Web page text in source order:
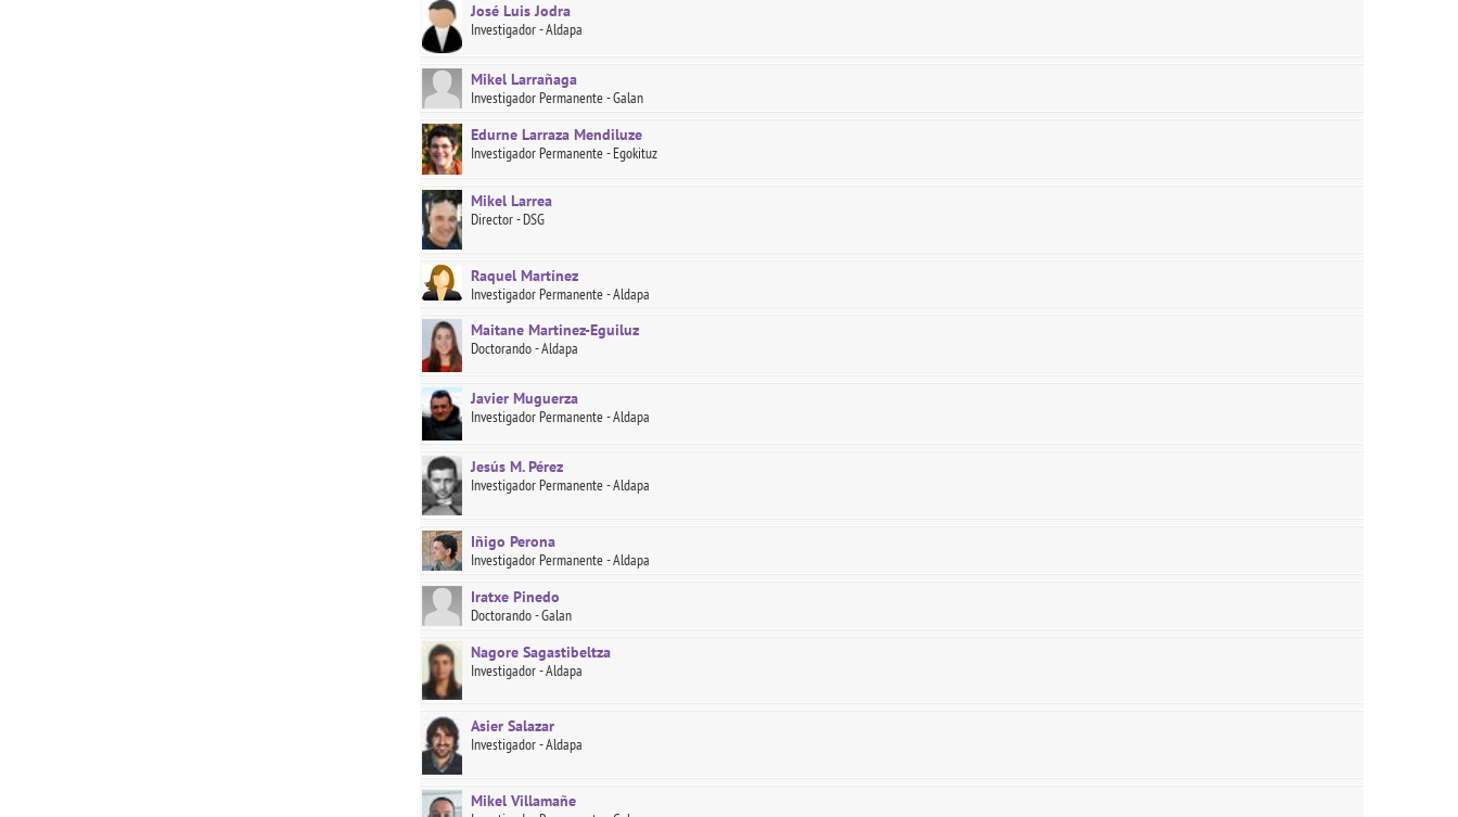
José Luis Jodra
Investigador - Aldapa
Mikel Larrañaga
Investigador Permanente - Galan
Edurne Larraza Mendiluze
Investigador Permanente - Egokituz
Mikel Larrea
Director - DSG
Raquel Martínez
Investigador Permanente - Aldapa
Maitane Martinez-Eguiluz
Doctorando - Aldapa
Javier Muguerza
Investigador Permanente - Aldapa
Jesús M. Pérez
Investigador Permanente - Aldapa
Iñigo Perona
Investigador Permanente - Aldapa
Iratxe Pinedo
Doctorando - Galan
Nagore Sagastibeltza
Investigador - Aldapa
Asier Salazar
Investigador - Aldapa
Mikel Villamañe